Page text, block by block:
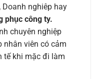
Doanh nghiêp hay
phục công ty.
chuyên nghiệp
nhân viên có cảm
tế khi mặc đi làm